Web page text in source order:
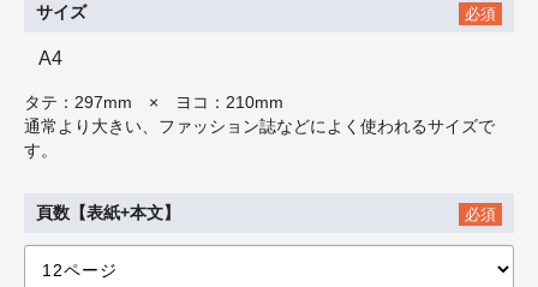
サイズ 必須
A4
タテ：297mm × ヨコ：210mm
通常より大きい、ファッション誌などによく使われるサイズで
す。
頁数【表紙+本文】 必須